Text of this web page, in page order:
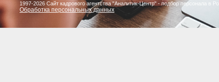
1997-2026 Сайт кадрового агентства "Аналитик-Центр" - подбор персонала в
Обработка персональных данных